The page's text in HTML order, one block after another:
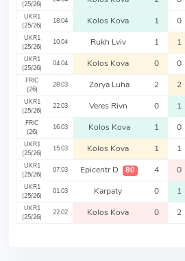
(25/26)
UKR1
(25/26)
18.04 Kolos Kova 1 0
UKR1
(25/26)
10.04 Rukh Lviv 1 1
UKR1
(25/26)
04.04 Kolos Kova 0 0
FRIC
(26)
28.03 Zorya Luha 2 2
UKR1
(25/26)
22.03 Veres Rivn 0 1
FRIC
(26)
16.03 Kolos Kova 1 0
UKR1
(25/26)
15.03 Kolos Kova 1 1
UKR1
(25/26)
07.03 Epicentr D 80 4 0
UKR1
(25/26)
01.03 Karpaty 0 1
UKR1
(25/26)
22.02 Kolos Kova 0 2